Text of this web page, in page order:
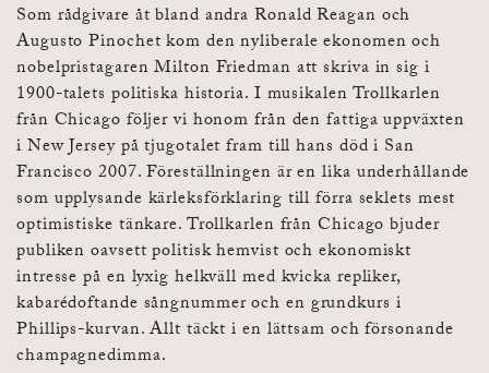
Som rådgivare åt bland andra Ronald Reagan och
Augusto Pinochet kom den nyliberale ekonomen och
nobelpristagaren Milton Friedman att skriva in sig i
1900-talets politiska historia. I musikalen Trollkarlen
från Chicago följer vi honom från den fattiga uppväxten
i New Jersey på tjugotalet fram till hans död i San
Francisco 2007. Föreställningen är en lika underhållande
som upplysande kärleksförklaring till förra seklets mest
optimistiske tänkare. Trollkarlen från Chicago bjuder
publiken oavsett politisk hemvist och ekonomiskt
intresse på en lyxig helkväll med kvicka repliker,
kabarédoftande sångnummer och en grundkurs i
Phillips-kurvan. Allt täckt i en lättsam och försonande
champagnedimma.